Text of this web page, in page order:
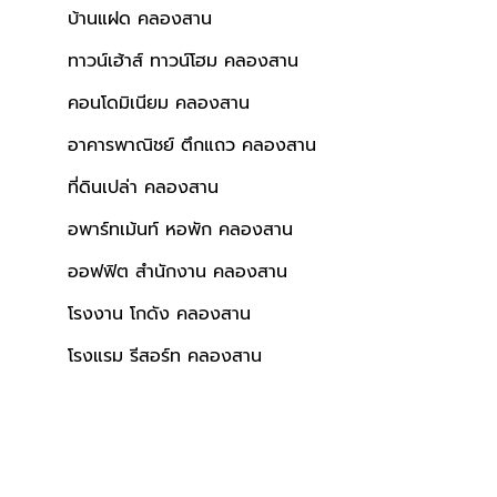
บ้านแฝด คลองสาน
ทาวน์เฮ้าส์ ทาวน์โฮม คลองสาน
คอนโดมิเนียม คลองสาน
อาคารพาณิชย์ ตึกแถว คลองสาน
ที่ดินเปล่า คลองสาน
อพาร์ทเม้นท์ หอพัก คลองสาน
ออฟฟิต สำนักงาน คลองสาน
โรงงาน โกดัง คลองสาน
โรงแรม รีสอร์ท คลองสาน